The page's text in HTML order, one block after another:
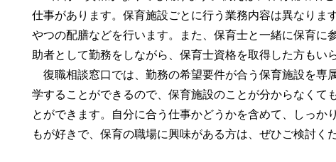
仕事があります。保育施設ごとに行う業務内容は異なりま
やつの配膳などを行います。また、保育士と一緒に保育に
助者として勤務をしながら、保育士資格を取得した方もい
復職相談窓口では、勤務の希望要件が合う保育施設を専
学することができるので、保育施設のことが分からなくて
とができます。自分に合う仕事かどうかを含めて、しっか
もが好きで、保育の職場に興味がある方は、ぜひご検討く